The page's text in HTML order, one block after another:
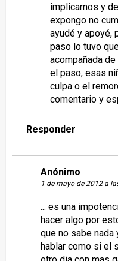
implicarnos y
expongo no
ayudé y apoyé,
paso lo tuvo
acompañada
el paso, esas
culpa o el
comentario y
Responder
Anónimo
1 de mayo de 2012 a
... es una
hacer algo por
que no sabe nada
hablar como si el